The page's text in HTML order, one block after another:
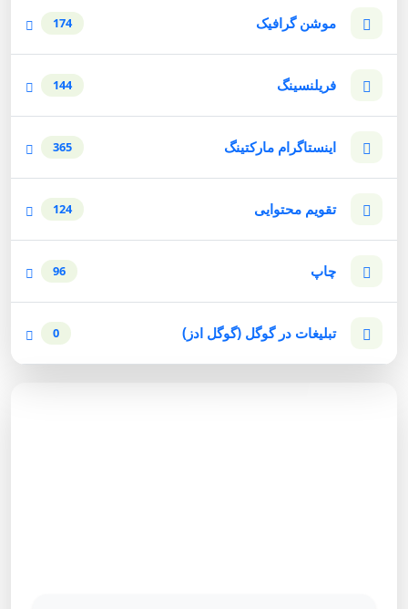
موشن گرافیک 174
فریلنسینگ 144
اینستاگرام مارکتینگ 365
تقویم محتوایی 124
چاپ 96
تبلیغات در گوگل (گوگل ادز) 0